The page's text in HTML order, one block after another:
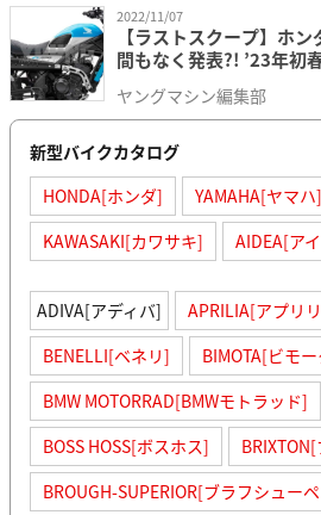
2022/11/07
【ラストスクープ】ホ
間もなく発表?! ’23年初
ヤングマシン編集部
新型バイクカタログ
HONDA[ホンダ]
YAMAHA[ヤマハ]
KAWASAKI[カワサキ]
AIDEA[ア
ADIVA[アディバ]
APRILIA[アプリ
BENELLI[ベネリ]
BIMOTA[ビモ
BMW MOTORRAD[BMWモトラッド]
BOSS HOSS[ボスホス]
BROUGH-SUPERIOR[ブラフシュー